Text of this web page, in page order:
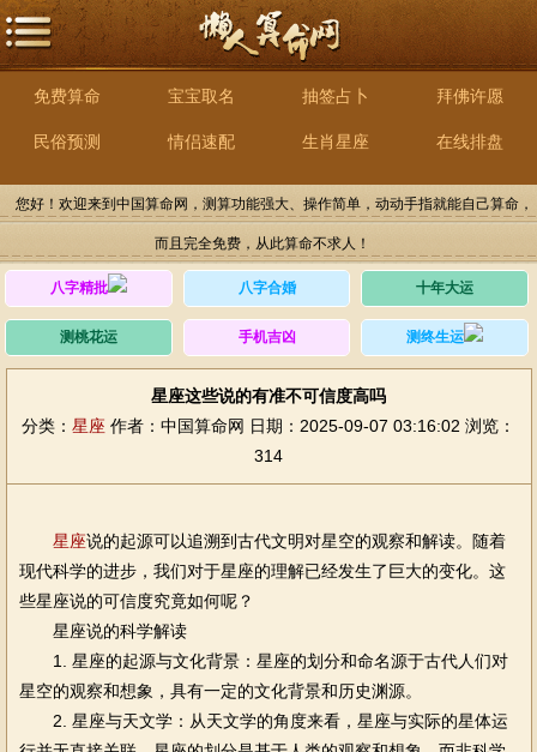
免费算命 宝宝取名 抽签占卜 拜佛许愿
民俗预测 情侣速配 生肖星座 在线排盘
您好！欢迎来到中国算命网，测算功能强大、操作简单，动动手指就能自己算命，
而且完全免费，从此算命不求人！
八字精批 八字合婚 十年大运
测桃花运 手机吉凶 测终生运
星座这些说的有准不可信度高吗
分类： 星座 作者：中国算命网 日期：2025-09-07 03:16:02 浏览：
314
星座说的起源可以追溯到古代文明对星空的观察和解读。随着
现代科学的进步，我们对于星座的理解已经发生了巨大的变化。这
些星座说的可信度究竟如何呢？
星座说的科学解读
1. 星座的起源与文化背景：星座的划分和命名源于古代人们对
星空的观察和想象，具有一定的文化背景和历史渊源。
2. 星座与天文学：从天文学的角度来看，星座与实际的星体运